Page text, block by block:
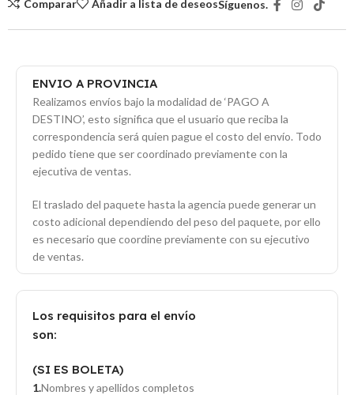
Comparar Añadir a lista de deseosSíguenos.
ENVIO A PROVINCIA
Realizamos envíos bajo la modalidad de ‘PAGO A
DESTINO’, esto significa que el usuario que reciba la
correspondencia será quien pague el costo del envío. Todo
pedido tiene que ser coordinado previamente con la
ejecutiva de ventas.
El traslado del paquete hasta la agencia puede generar un
costo adicional dependiendo del peso del paquete, por ello
es necesario que coordine previamente con su ejecutivo
de ventas.
Los requisitos para el envío
son:
(SI ES BOLETA)
Nombres y apellidos completos